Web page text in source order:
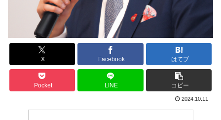
X Facebook はてブ
Pocket LINE コピー
2024.10.11